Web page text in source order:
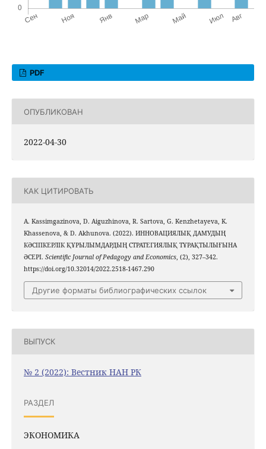
PDF
ОПУБЛИКОВАН
2022-04-30
КАК ЦИТИРОВАТЬ
A. Kassimgazinova, D. Aiguzhinova, R. Sartova, G. Kenzhetayeva, K.
Khassenova, & D. Akhunova. (2022). ИННОВАЦИЯЛЫҚ ДАМУДЫҢ
КӘСІПКЕРЛІК ҚҰРЫЛЫМДАРДЫҢ СТРАТЕГИЯЛЫҚ ТҰРАҚТЫЛЫҒЫНА
ӘСЕРІ. Scientific Journal of Pedagogy and Economics, (2), 327–342.
https://doi.org/10.32014/2022.2518-1467.290
Другие форматы библиографических ссылок
ВЫПУСК
№ 2 (2022): Вестник НАН РК
РАЗДЕЛ
ЭКОНОМИКА